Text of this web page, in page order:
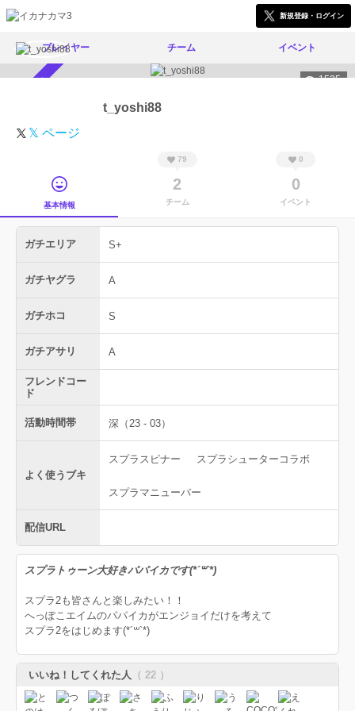
新規登録・ログイン
プレイヤー チーム イベント
1535
t_yoshi88
𝕏 ページ
基本情報
79
2
チーム
0
0
イベント
ガチエリア S+
ガチヤグラ A
ガチホコ S
ガチアサリ A
フレンドコー
ド
活動時間帯 深（23 - 03）
よく使うブキ
スプラスピナー スプラシューターコラボ
スプラマニューバー
配信URL
スプラトゥーン大好きパパイカです(*´꒳`*)
スプラ2も皆さんと楽しみたい！！
へっぽこエイムのパパイカがエンジョイだけを考えて
スプラ2をはじめます(*´꒳`*)
いいね！してくれた人 （ 22 ）